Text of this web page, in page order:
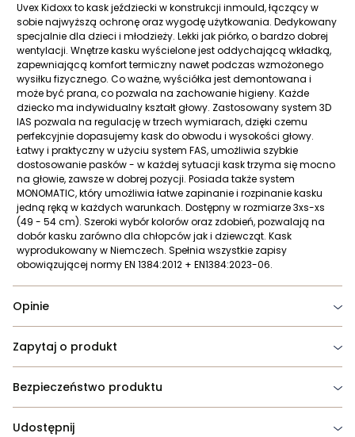
Uvex Kidoxx to kask jeździecki w konstrukcji inmould, łączący w
sobie najwyższą ochronę oraz wygodę użytkowania. Dedykowany
specjalnie dla dzieci i młodzieży. Lekki jak piórko, o bardzo dobrej
wentylacji. Wnętrze kasku wyścielone jest oddychającą wkładką,
zapewniającą komfort termiczny nawet podczas wzmożonego
wysiłku fizycznego. Co ważne, wyściółka jest demontowana i
może być prana, co pozwala na zachowanie higieny. Każde
dziecko ma indywidualny kształt głowy. Zastosowany system 3D
IAS pozwala na regulację w trzech wymiarach, dzięki czemu
perfekcyjnie dopasujemy kask do obwodu i wysokości głowy.
Łatwy i praktyczny w użyciu system FAS, umożliwia szybkie
dostosowanie pasków - w każdej sytuacji kask trzyma się mocno
na głowie, zawsze w dobrej pozycji. Posiada także system
MONOMATIC, który umożliwia łatwe zapinanie i rozpinanie kasku
jedną ręką w każdych warunkach. Dostępny w rozmiarze 3xs-xs
(49 - 54 cm). Szeroki wybór kolorów oraz zdobień, pozwalają na
dobór kasku zarówno dla chłopców jak i dziewcząt. Kask
wyprodukowany w Niemczech. Spełnia wszystkie zapisy
obowiązującej normy EN 1384:2012 + EN1384:2023-06.
Opinie
Zapytaj o produkt
Bezpieczeństwo produktu
Udostępnij